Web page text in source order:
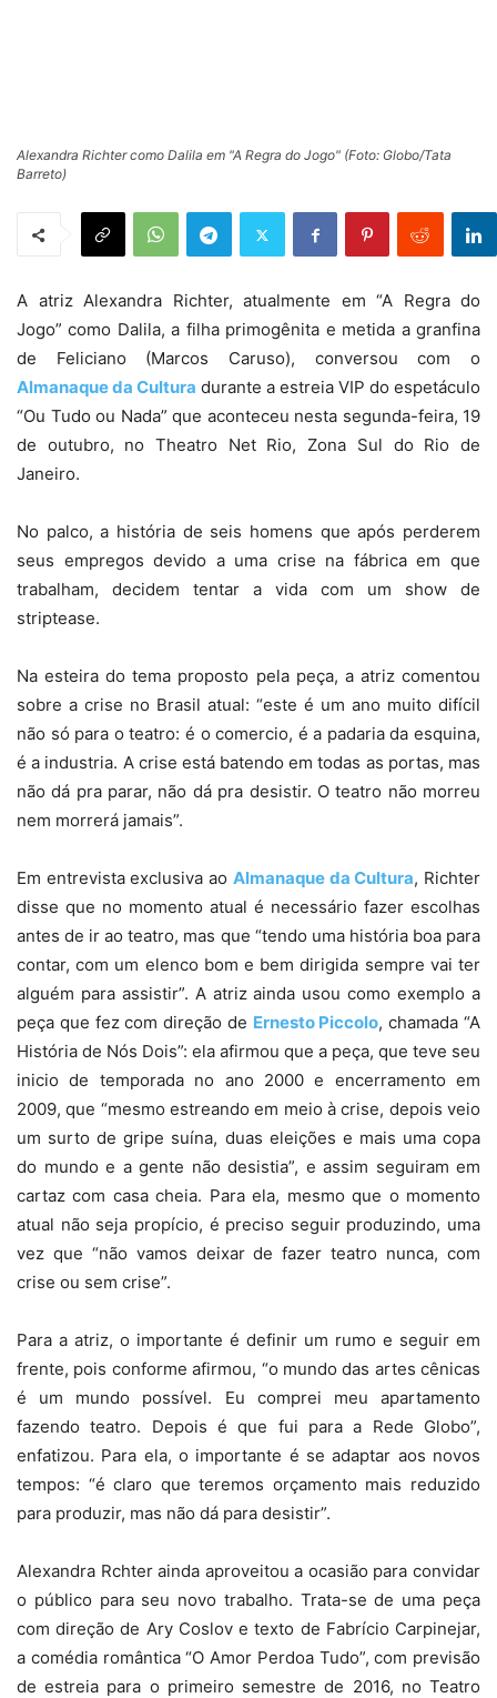
Alexandra Richter como Dalila em "A Regra do Jogo" (Foto: Globo/Tata
Barreto)
A atriz Alexandra Richter, atualmente em “A Regra do
Jogo” como Dalila, a filha primogênita e metida a granfina
de Feliciano (Marcos Caruso), conversou com o
Almanaque da Cultura durante a estreia VIP do espetáculo
“Ou Tudo ou Nada” que aconteceu nesta segunda-feira, 19
de outubro, no Theatro Net Rio, Zona Sul do Rio de
Janeiro.
No palco, a história de seis homens que após perderem
seus empregos devido a uma crise na fábrica em que
trabalham, decidem tentar a vida com um show de
striptease.
Na esteira do tema proposto pela peça, a atriz comentou
sobre a crise no Brasil atual: “este é um ano muito difícil
não só para o teatro: é o comercio, é a padaria da esquina,
é a industria. A crise está batendo em todas as portas, mas
não dá pra parar, não dá pra desistir. O teatro não morreu
nem morrerá jamais”.
Em entrevista exclusiva ao Almanaque da Cultura, Richter
disse que no momento atual é necessário fazer escolhas
antes de ir ao teatro, mas que “tendo uma história boa para
contar, com um elenco bom e bem dirigida sempre vai ter
alguém para assistir”. A atriz ainda usou como exemplo a
peça que fez com direção de Ernesto Piccolo, chamada “A
História de Nós Dois”: ela afirmou que a peça, que teve seu
inicio de temporada no ano 2000 e encerramento em
2009, que “mesmo estreando em meio à crise, depois veio
um surto de gripe suína, duas eleições e mais uma copa
do mundo e a gente não desistia”, e assim seguiram em
cartaz com casa cheia. Para ela, mesmo que o momento
atual não seja propício, é preciso seguir produzindo, uma
vez que “não vamos deixar de fazer teatro nunca, com
crise ou sem crise”.
Para a atriz, o importante é definir um rumo e seguir em
frente, pois conforme afirmou, “o mundo das artes cênicas
é um mundo possível. Eu comprei meu apartamento
fazendo teatro. Depois é que fui para a Rede Globo”,
enfatizou. Para ela, o importante é se adaptar aos novos
tempos: “é claro que teremos orçamento mais reduzido
para produzir, mas não dá para desistir”.
Alexandra Rchter ainda aproveitou a ocasião para convidar
o público para seu novo trabalho. Trata-se de uma peça
com direção de Ary Coslov e texto de Fabrício Carpinejar,
a comédia romântica “O Amor Perdoa Tudo”, com previsão
de estreia para o primeiro semestre de 2016, no Teatro